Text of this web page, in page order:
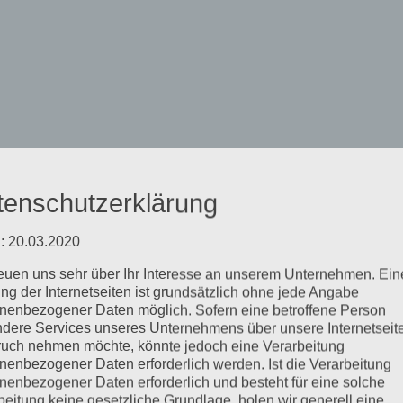
LOG-IN
20.03.2020
uns sehr über Ihr Interesse an unserem Unternehmen.
der Internetseiten ist grundsätzlich ohne jede Angabe
Daten möglich. Sofern eine betroffene Person
Services unseres Unternehmens über unsere
nehmen möchte, könnte jedoch eine Verarbeitung
Daten erforderlich werden. Ist die Verarbeitung
Daten erforderlich und besteht für eine solche